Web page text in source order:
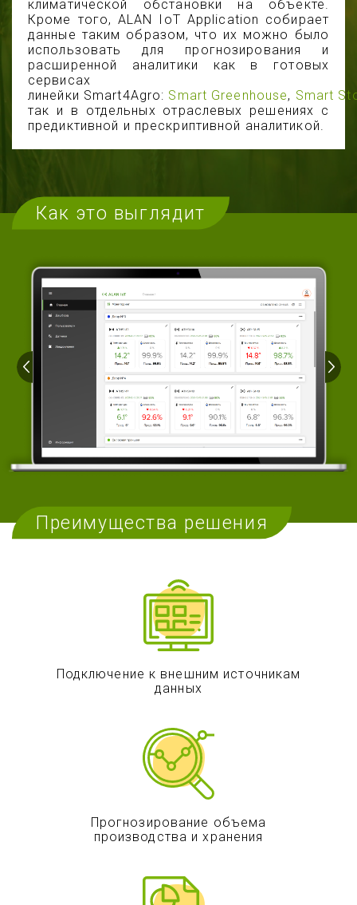
климатической обстановки на объекте.
Кроме того, ALAN IoT Application собирает
данные таким образом, что их можно было
использовать для прогнозирования и
расширенной аналитики как в готовых
сервисах
линейки Smart4Agro: Smart Greenhouse, Smart
так и в отдельных отраслевых решениях с
предиктивной и прескриптивной аналитикой.
Как это выглядит
Преимущества решения
Подключение к внешним источникам
данных
Прогнозирование объема
производства и хранения